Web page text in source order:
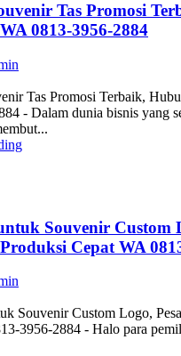
Tas Promosi
0813-3956-2884
Tas Promosi Terbaik,
- Dalam dunia bisnis yang
Souvenir Custom
Cepat WA
Souvenir Custom Logo,
3956-2884 - Halo para